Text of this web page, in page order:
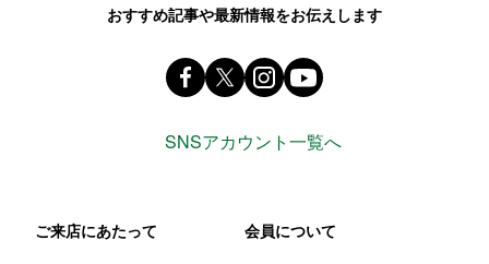
おすすめ記事や最新情報をお伝えします
Facebook ハンズ公式ファンページ
X(旧 twitter) @Hands_official_
instagram
SNSアカウント一覧へ
ご来店にあたって 会員について